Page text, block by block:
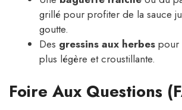
grillé pour profiter de la sauce
goutte.
Des gressins aux herbes pour
plus légère et croustillante.
Foire Aux Questions